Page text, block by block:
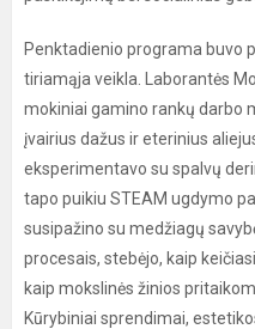
Penktadienio programa buvo
tiriamąja veikla. Laborantės
mokiniai gamino rankų darbo
įvairius dažus ir eterinius
eksperimentavo su spalvų
tapo puikiu STEAM ugdymo
susipažino su medžiagų
procesais, stebėjo, kaip
kaip mokslinės žinios
Kūrybiniai sprendimai,